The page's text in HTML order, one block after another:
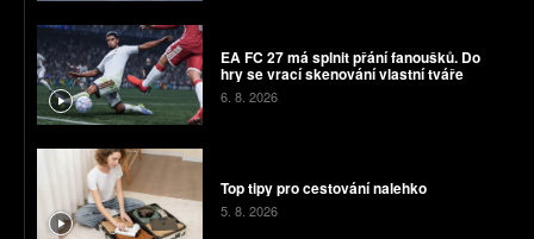
EA FC 27 má splnit přání fanoušků. Do
hry se vrací skenování vlastní tváře
6. 8. 2026
Top tipy pro cestování nalehko
5. 8. 2026